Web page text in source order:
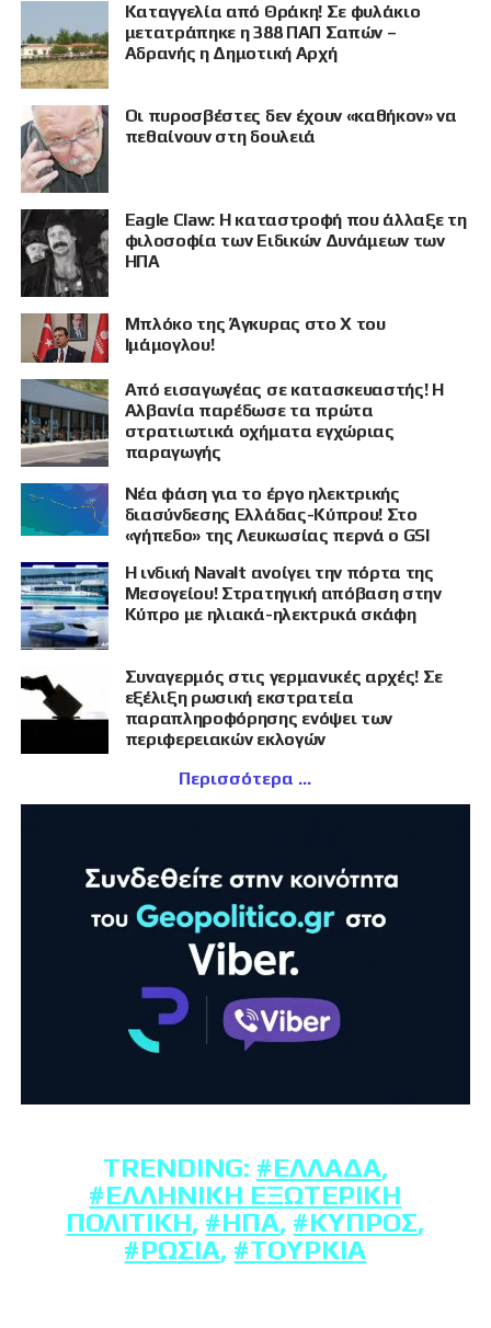
Καταγγελία από Θράκη! Σε φυλάκιο
μετατράπηκε η 388 ΠΑΠ Σαπών –
Αδρανής η Δημοτική Αρχή
Οι πυροσβέστες δεν έχουν «καθήκον» να
πεθαίνουν στη δουλειά
Eagle Claw: Η καταστροφή που άλλαξε τη
φιλοσοφία των Ειδικών Δυνάμεων των
ΗΠΑ
Μπλόκο της Άγκυρας στο X του
Ιμάμογλου!
Από εισαγωγέας σε κατασκευαστής! Η
Αλβανία παρέδωσε τα πρώτα
στρατιωτικά οχήματα εγχώριας
παραγωγής
Νέα φάση για το έργο ηλεκτρικής
διασύνδεσης Ελλάδας-Κύπρου! Στο
«γήπεδο» της Λευκωσίας περνά ο GSI
Η ινδική Navalt ανοίγει την πόρτα της
Μεσογείου! Στρατηγική απόβαση στην
Κύπρο με ηλιακά-ηλεκτρικά σκάφη
Συναγερμός στις γερμανικές αρχές! Σε
εξέλιξη ρωσική εκστρατεία
παραπληροφόρησης ενόψει των
περιφερειακών εκλογών
Περισσότερα
TRENDING: #ΕΛΛΆΔΑ,
#ΕΛΛΗΝΙΚΉ ΕΞΩΤΕΡΙΚΉ
ΠΟΛΙΤΙΚΉ, #ΗΠΑ, #ΚΎΠΡΟΣ,
#ΡΩΣΊΑ, #ΤΟΥΡΚΊΑ